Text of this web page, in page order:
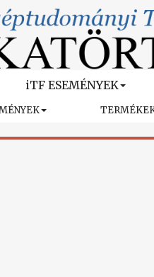
iTF ESEMÉNYEK